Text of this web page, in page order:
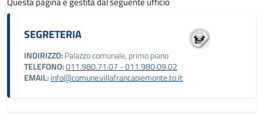
SEGRETERIA
INDIRIZZO:Palazzo comunale, primo piano
TELEFONO:011.980.71.07 - 011.980.09.02
EMAIL:info@comune.villafrancapiemonte.to.it